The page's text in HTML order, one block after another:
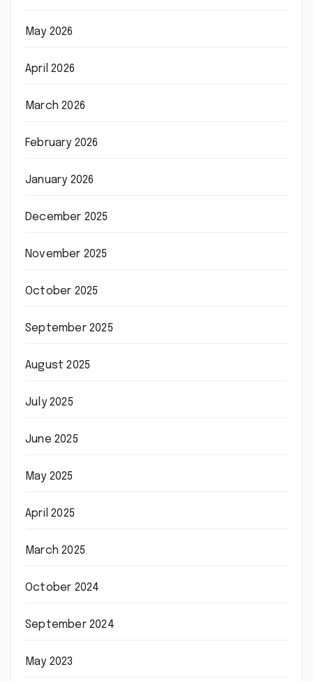
May 2026
April 2026
March 2026
February 2026
January 2026
December 2025
November 2025
October 2025
September 2025
August 2025
July 2025
June 2025
May 2025
April 2025
March 2025
October 2024
September 2024
May 2023